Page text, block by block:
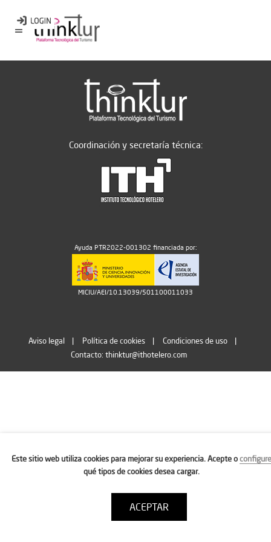
Coordinación y secretaría técnica:
Ayuda PTR2022-001302 financiada por:
MICIU/AEI/10.13039/501100011033
Aviso legal Política de cookies
Condiciones de uso
Contacto: thinktur@ithotelero.com
Este sitio web utiliza cookies para mejorar su experiencia. Acepte oconfigure
qué tipos de cookies desea cargar.
ACEPTAR